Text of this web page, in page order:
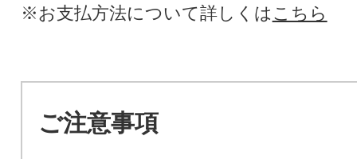
※お支払方法について詳しくは こちら
ご注意事項